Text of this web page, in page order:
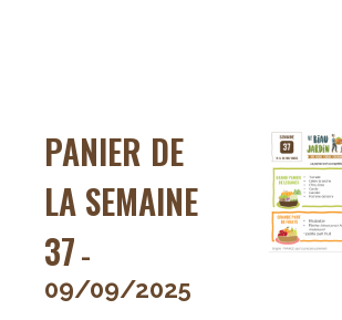
PANIER DE
LA SEMAINE
37 -
09/09/2025